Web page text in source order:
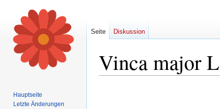
Vinca major
Seite Diskussion
Hauptseite
Letzte Änderungen